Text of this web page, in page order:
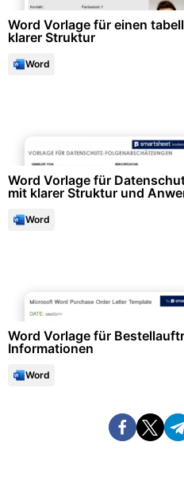
Word Vorlage für einen
klarer Struktur
Word
Word Vorlage für
mit klarer Struktur und
Word
Word Vorlage für
Informationen
Word